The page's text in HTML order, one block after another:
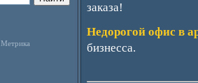
заказа!
Недорогой офис в
бизнесса.